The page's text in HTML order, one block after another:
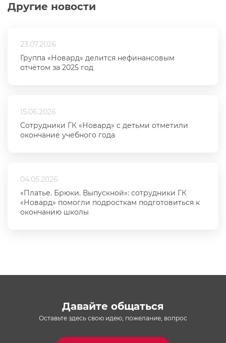
Другие новости
23.07.2026
Группа «Новард» делится нефинансовым
отчётом за 2025 год
15.06.2026
Сотрудники ГК «Новард» с детьми отметили
окончание учебного года
04.05.2026
«Платье. Брюки. Выпускной»: сотрудники ГК
«Новард» помогли подросткам подготовиться к
окончанию школы
Давайте общаться
Оставьте здесь свою идею, пожелание, вопрос